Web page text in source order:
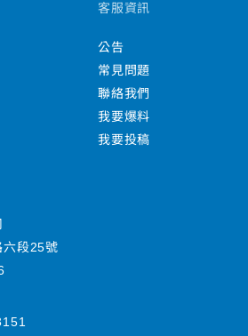
客服資訊
公告
常見問題
聯絡我們
我要爆料
我要投稿
六段25號